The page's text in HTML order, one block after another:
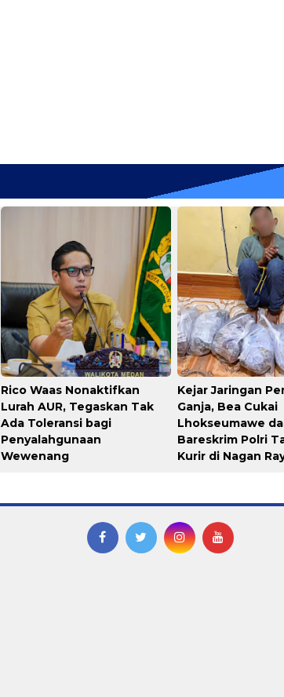
Rico Waas Nonaktifkan
Lurah AUR, Tegaskan Tak
Ada Toleransi bagi
Penyalahgunaan
Wewenang
Kejar Jaringan
Ganja, Bea Cukai
Lhokseumawe
Bareskrim Polri
Kurir di Nagan